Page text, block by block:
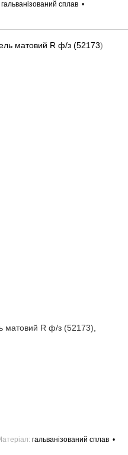
гальванізований сплав
матовий R ф/з (52173),
гальванізований сплав